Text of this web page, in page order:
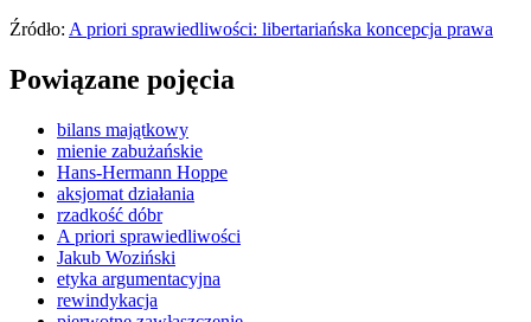
Źródło: A priori sprawiedliwości: libertariańska koncepcja prawa
Powiązane pojęcia
bilans majątkowy
mienie zabużańskie
Hans-Hermann Hoppe
aksjomat działania
rzadkość dóbr
A priori sprawiedliwości
Jakub Woziński
etyka argumentacyjna
rewindykacja